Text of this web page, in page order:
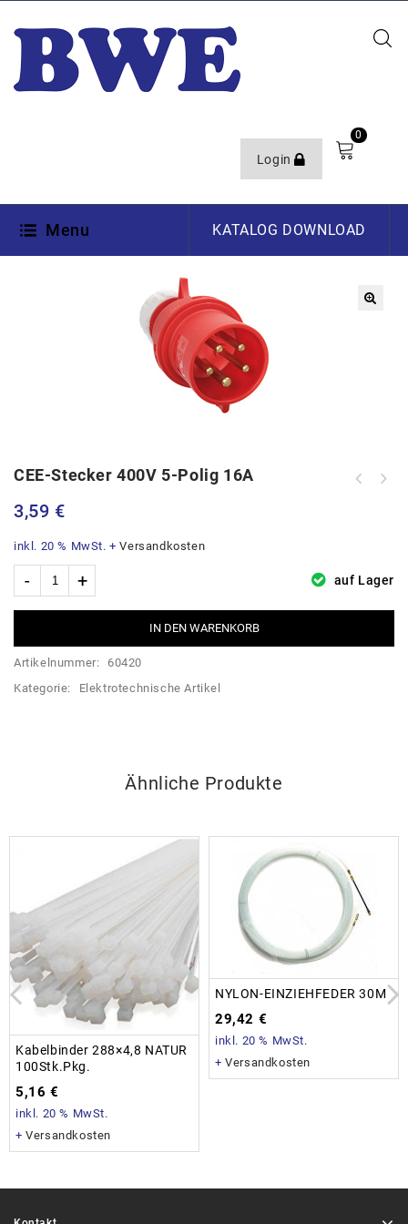
Login
0
Menu KATALOG DOWNLOAD
CEE-Stecker 400V 5-Polig 16A
3,59 €
inkl. 20 % MwSt. +Versandkosten
auf Lager
IN DEN WARENKORB
Artikelnummer:
60420
Kategorie:
Elektrotechnische Artikel
Ähnliche Produkte
Kabelbinder 288×4,8 NATUR
100Stk.Pkg.
5,16 €
inkl. 20 % MwSt.
+Versandkosten
NYLON-EINZIEHFEDER 30M
29,42 €
inkl. 20 % MwSt.
+Versandkosten